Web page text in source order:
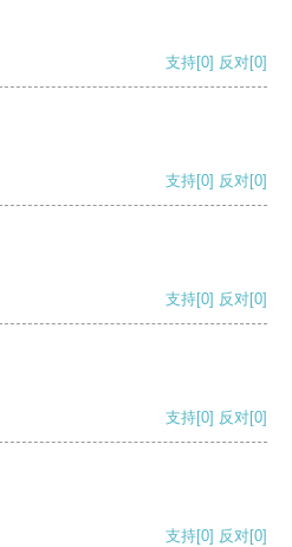
支持[0] 反对[0]
支持[0] 反对[0]
支持[0] 反对[0]
支持[0] 反对[0]
支持[0] 反对[0]